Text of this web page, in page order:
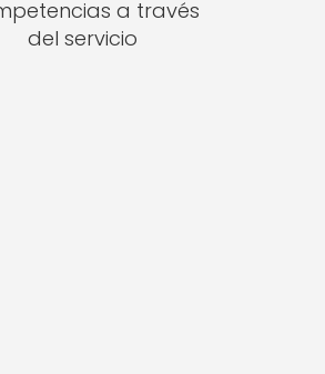
a través
del servicio